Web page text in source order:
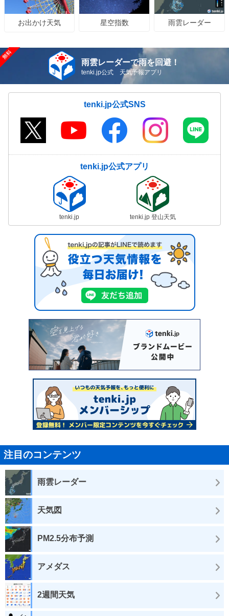
お出かけ天気 星空指数 雨雲レーダー
雨雲レーダーで雨を回避！
tenki.jp公式 天気予報アプリ
tenki.jp公式SNS
tenki.jp公式アプリ
tenki.jp tenki.jp 登山天気
注目のコンテンツ
雨雲レーダー
天気図
PM2.5分布予測
アメダス
2週間天気